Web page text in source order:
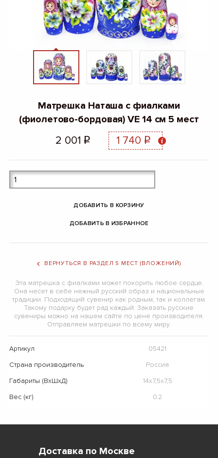
Матрешка Наташа с фиалками
(фиолетово-бордовая) VE 14 см 5 мест
2 001 q 1 740 q
ДОБАВИТЬ В КОРЗИНУ
ДОБАВИТЬ В ИЗБРАННОЕ
ВЕРНУТЬСЯ В РАЗДЕЛ 5 МЕСТ (ВЛОЖЕНИЙ)
Эта матрешка с фиалками может покорить любое сердце.
Она несет в себе нежный русский образ и национальные
традиции. Подходящий сувенир как родным, так и коллегам.
Такому подарку будет рад каждый. Заказать русские
сувениры можно на нашем сайте по цене производителя.
Отправляем матрешки по всему миру.
Артикул
05421
Страна производитель
Россия
Габариты (ВхШхД)
14х7,5х7,5
Вес (кг)
0.2
Доставка по Москве